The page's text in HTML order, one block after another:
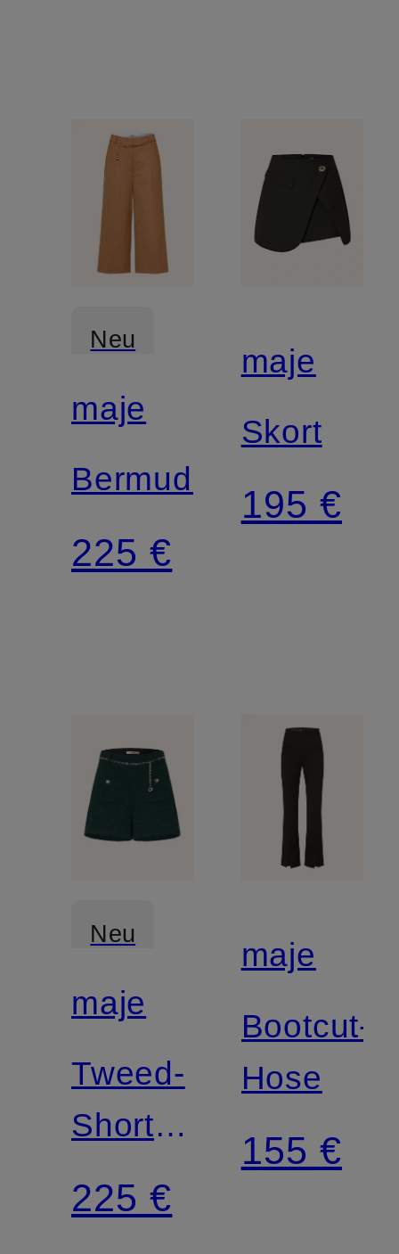
Neu
maje
Bermudas
225 €
maje
Skort
195 €
Neu
maje
Tweed-
Shorts
mit
Glitzergarn
225 €
maje
Bootcut-
Hose
155 €